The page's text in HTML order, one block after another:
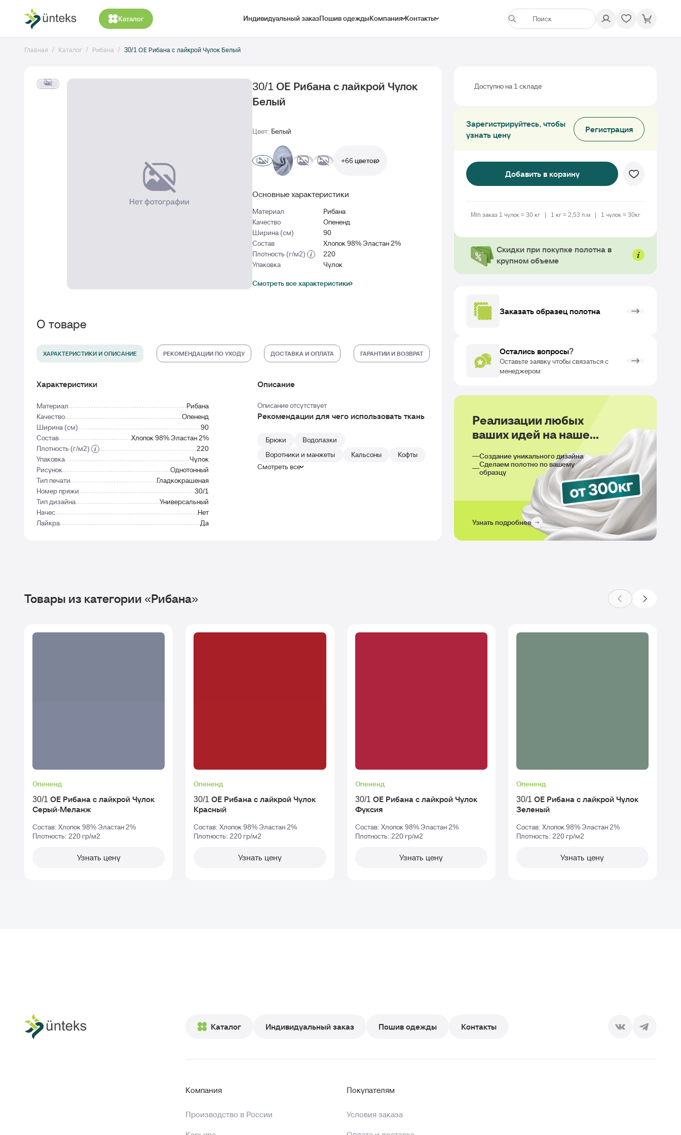
Каталог Индивидуальный заказПошив одеждыКомпания Контакты
Главная Каталог Рибана 30/1 ОЕ Рибана с лайкрой Чулок Белый
30/1 ОЕ Рибана с лайкрой Чулок
Белый
Цвет: Белый
+66 цветов
Основные характеристики
Материал
Рибана
Качество
Опененд
Ширина (см)
90
Состав
Хлопок 98% Эластан 2%
Плотность (г/м2)
220
Упаковка
Чулок
Смотреть все характеристики
О товаре
ХАРАКТЕРИСТИКИ И ОПИСАНИЕ РЕКОМЕНДАЦИИ ПО УХОДУ ДОСТАВКА И ОПЛАТА ГАРАНТИИ И ВОЗВРАТ
Характеристики
Материал
Рибана
Качество
Опененд
Ширина (см)
90
Состав
Хлопок 98% Эластан 2%
Плотность (г/м2)
220
Упаковка
Чулок
Рисунок
Однотонный
Тип печати
Гладкокрашеная
Номер пряжи
30/1
Тип дизайна
Универсальный
Начес
Нет
Лайкра
Да
Описание
Описание отсутствует
Рекомендации для чего использовать ткань
Брюки
Водолазки
Воротники и манжеты
Кальсоны
Кофты
Смотреть все
Доступно на 1 складе
Зарегистрируйтесь, чтобы
узнать цену
Регистрация
Добавить в корзину
Min заказ 1 чулок ≈ 30 кг 1 кг ≈ 2,53 п.м 1 чулок ≈ 30кг
Скидки при покупке полотна в
крупном объеме
Заказать образец полотна
Остались вопросы?
Оставьте заявку чтобы связаться с
менеджером
Реализации любых
ваших идей на нашем
Создание уникального дизайна
Сделаем полотно по вашему
образцу
Узнать подробнее
Товары из категории «Рибана»
Опененд
30/1 ОЕ Рибана с лайкрой Чулок
Серый-Меланж
Состав: Хлопок 98% Эластан 2%
Плотность: 220 гр/м2
Узнать цену
Опененд
30/1 ОЕ Рибана с лайкрой Чулок
Красный
Состав: Хлопок 98% Эластан 2%
Плотность: 220 гр/м2
Узнать цену
Опененд
30/1 ОЕ Рибана с лайкрой Чулок
Фуксия
Состав: Хлопок 98% Эластан 2%
Плотность: 220 гр/м2
Узнать цену
Опененд
30/1 ОЕ Рибана с лайкрой Чулок
Зеленый
Состав: Хлопок 98% Эластан 2%
Плотность: 220 гр/м2
Узнать цену
Каталог Индивидуальный заказ Пошив одежды Контакты
Компания
Производство в России
Покупателям
Условия заказа